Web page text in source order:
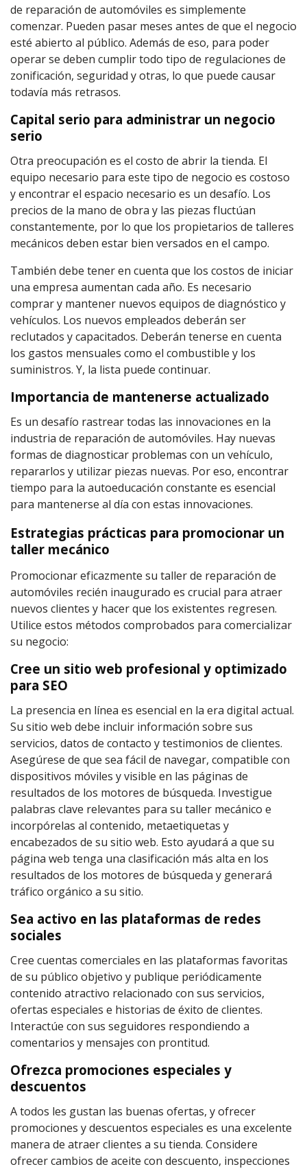
de reparación de automóviles es simplemente
comenzar. Pueden pasar meses antes de que el negocio
esté abierto al público. Además de eso, para poder
operar se deben cumplir todo tipo de regulaciones de
zonificación, seguridad y otras, lo que puede causar
todavía más retrasos.
Capital serio para administrar un negocio
serio
Otra preocupación es el costo de abrir la tienda. El
equipo necesario para este tipo de negocio es costoso
y encontrar el espacio necesario es un desafío. Los
precios de la mano de obra y las piezas fluctúan
constantemente, por lo que los propietarios de talleres
mecánicos deben estar bien versados en el campo.
También debe tener en cuenta que los costos de iniciar
una empresa aumentan cada año. Es necesario
comprar y mantener nuevos equipos de diagnóstico y
vehículos. Los nuevos empleados deberán ser
reclutados y capacitados. Deberán tenerse en cuenta
los gastos mensuales como el combustible y los
suministros. Y, la lista puede continuar.
Importancia de mantenerse actualizado
Es un desafío rastrear todas las innovaciones en la
industria de reparación de automóviles. Hay nuevas
formas de diagnosticar problemas con un vehículo,
repararlos y utilizar piezas nuevas. Por eso, encontrar
tiempo para la autoeducación constante es esencial
para mantenerse al día con estas innovaciones.
Estrategias prácticas para promocionar un
taller mecánico
Promocionar eficazmente su taller de reparación de
automóviles recién inaugurado es crucial para atraer
nuevos clientes y hacer que los existentes regresen.
Utilice estos métodos comprobados para comercializar
su negocio:
Cree un sitio web profesional y optimizado
para SEO
La presencia en línea es esencial en la era digital actual.
Su sitio web debe incluir información sobre sus
servicios, datos de contacto y testimonios de clientes.
Asegúrese de que sea fácil de navegar, compatible con
dispositivos móviles y visible en las páginas de
resultados de los motores de búsqueda. Investigue
palabras clave relevantes para su taller mecánico e
incorpórelas al contenido, metaetiquetas y
encabezados de su sitio web. Esto ayudará a que su
página web tenga una clasificación más alta en los
resultados de los motores de búsqueda y generará
tráfico orgánico a su sitio.
Sea activo en las plataformas de redes
sociales
Cree cuentas comerciales en las plataformas favoritas
de su público objetivo y publique periódicamente
contenido atractivo relacionado con sus servicios,
ofertas especiales e historias de éxito de clientes.
Interactúe con sus seguidores respondiendo a
comentarios y mensajes con prontitud.
Ofrezca promociones especiales y
descuentos
A todos les gustan las buenas ofertas, y ofrecer
promociones y descuentos especiales es una excelente
manera de atraer clientes a su tienda. Considere
ofrecer cambios de aceite con descuento, inspecciones